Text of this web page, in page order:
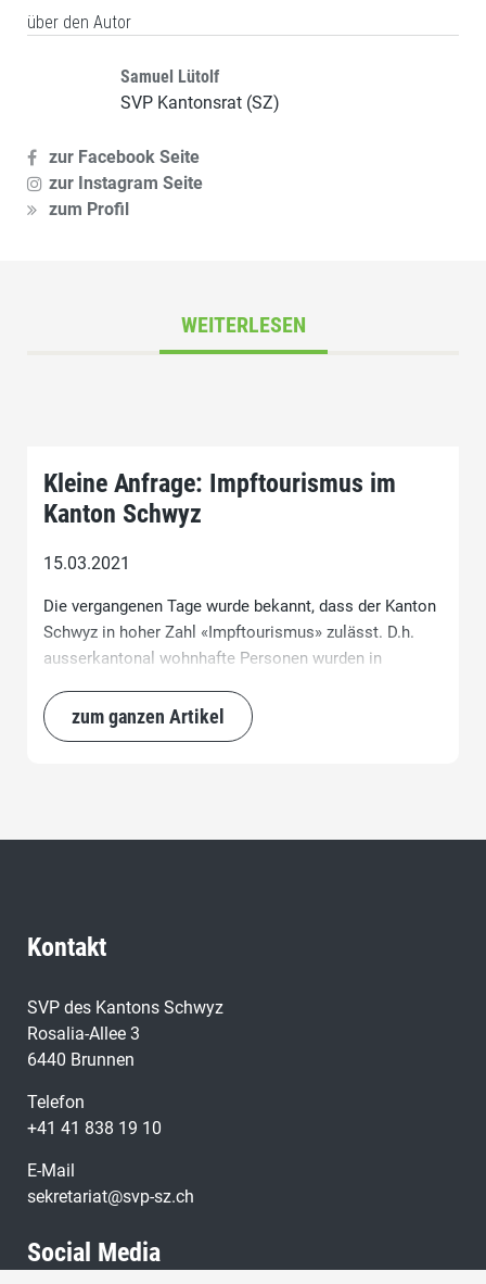
über den Autor
Samuel Lütolf
SVP Kantonsrat (SZ)
zur Facebook Seite
zur Instagram Seite
zum Profil
WEITERLESEN
Kleine Anfrage: Impftourismus im
Kanton Schwyz
15.03.2021
Die vergangenen Tage wurde bekannt, dass der Kanton
Schwyz in hoher Zahl «Impftourismus» zulässt. D.h.
ausserkantonal wohnhafte Personen wurden in
Schwyz zugeteilt wurde, geimpft.
zum ganzen Artikel
Kontakt
SVP des Kantons Schwyz
Rosalia-Allee 3
6440 Brunnen
Telefon
+41 41 838 19 10
E-Mail
sekretariat@svp-sz.ch
Social Media